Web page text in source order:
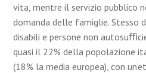
vita, mentre il servizio pubblico
domanda delle famiglie. Stesso
disabili e persone non
quasi il 22% della popolazione
(18% la media europea), con